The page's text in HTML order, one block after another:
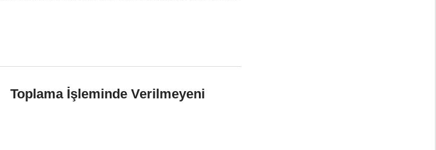
Toplama İşleminde Verilmeyeni